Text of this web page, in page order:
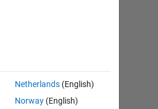
Netherlands(English)
Norway(English)